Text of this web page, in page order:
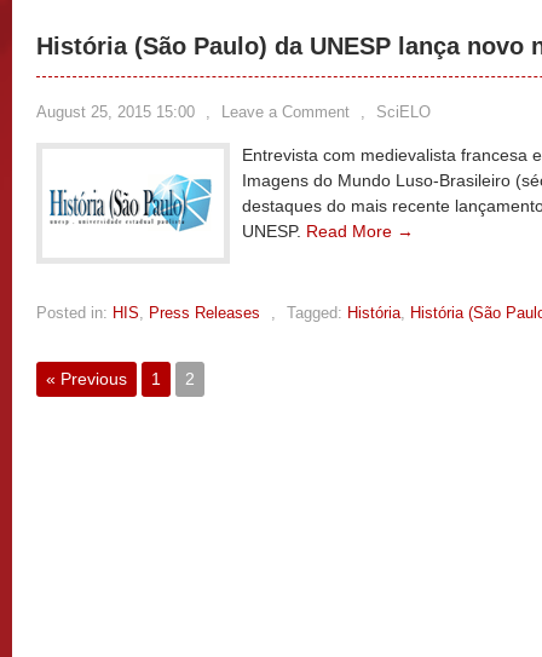
História (São Paulo) da UNESP lança novo
August 25, 2015 15:00 , Leave a Comment , SciELO
Entrevista com medievalista francesa
Imagens do Mundo Luso-Brasileiro
destaques do mais recente
UNESP. Read More →
Posted in: HIS, Press Releases , Tagged: História, História (São
« Previous 1 2